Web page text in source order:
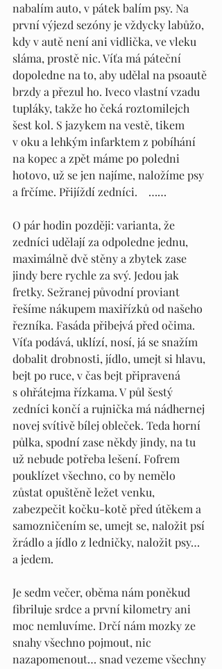
nabalím auto, v pátek balím psy. Na
první výjezd sezóny je vždycky labůžo,
kdy v autě není ani vidlička, ve vleku
sláma, prostě nic. Víťa má páteční
dopoledne na to, aby udělal na psoautě
brzdy a přezul ho. Iveco vlastní vzadu
tupláky, takže ho čeká roztomilejch
šest kol. S jazykem na vestě, tikem
v oku a lehkým infarktem z pobíhání
na kopec a zpět máme po poledni
hotovo, už se jen najíme, naložíme psy
a frčíme. Přijíždí zedníci.    ……
O pár hodin později: varianta, že
zedníci udělají za odpoledne jednu,
maximálně dvě stěny a zbytek zase
jindy bere rychle za svý. Jedou jak
fretky. Sežranej původní proviant
řešíme nákupem maxiřízků od našeho
řezníka. Fasáda přibejvá před očima.
Víťa podává, uklízí, nosí, já se snažím
dobalit drobnosti, jídlo, umejt si hlavu,
bejt po ruce, v čas bejt připravená
s ohřátejma řízkama. V půl šestý
zedníci končí a rujnička má nádhernej
novej svítivě bílej obleček. Teda horní
půlka, spodní zase někdy jindy, na tu
už nebude potřeba lešení. Fofrem
pouklízet všechno, co by nemělo
zůstat opuštěně ležet venku,
zabezpečit kočku-kotě před útěkem a
samozničením se, umejt se, naložit psí
žrádlo a jídlo z ledničky, naložit psy…
a jedem.
Je sedm večer, oběma nám poněkud
fibriluje srdce a první kilometry ani
moc nemluvíme. Drčí nám mozky ze
snahy všechno pojmout, nic
nazapomenout… snad vezeme všechny